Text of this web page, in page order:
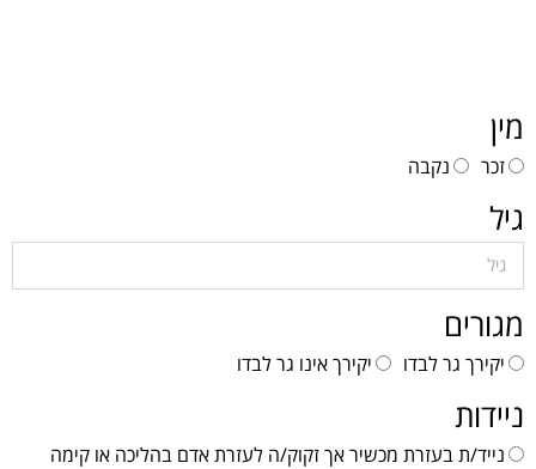
מין
זכר נקבה
גיל
מגורים
יקירך גר לבדו יקירך אינו גר לבדו
ניידות
נייד/ת בעזרת מכשיר אך זקוק/ה לעזרת אדם בהליכה או קימה